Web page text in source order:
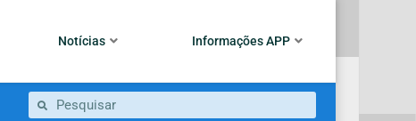
Notícias Informações APP